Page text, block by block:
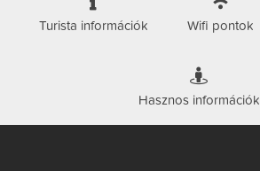
Turista információk Wifi pontok
Hasznos információk